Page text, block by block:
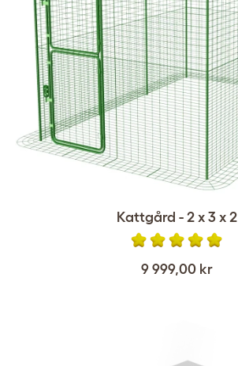
Kattgård - 2 x 3 x 2
9 999,00 kr